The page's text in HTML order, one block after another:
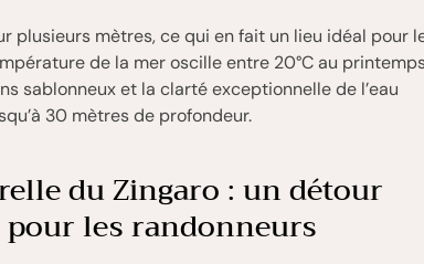
plusieurs mètres, ce qui en fait un lieu idéal pour
de la mer oscille entre 20°C au
sablonneux et la clarté exceptionnelle de l’eau
30 mètres de profondeur.
du Zingaro : un détour
les randonneurs